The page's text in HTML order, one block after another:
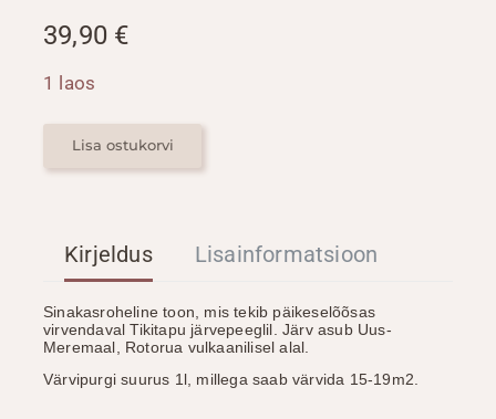
39,90 €
1 laos
TEAL
SEAL
Lisa ostukorvi
Kirjeldus Lisainformatsioon
Sinakasroheline toon, mis tekib päikeselõõsas
virvendaval Tikitapu järvepeeglil. Järv asub Uus-
Meremaal, Rotorua vulkaanilisel alal.
Värvipurgi suurus 1l, millega saab värvida 15-19m2.